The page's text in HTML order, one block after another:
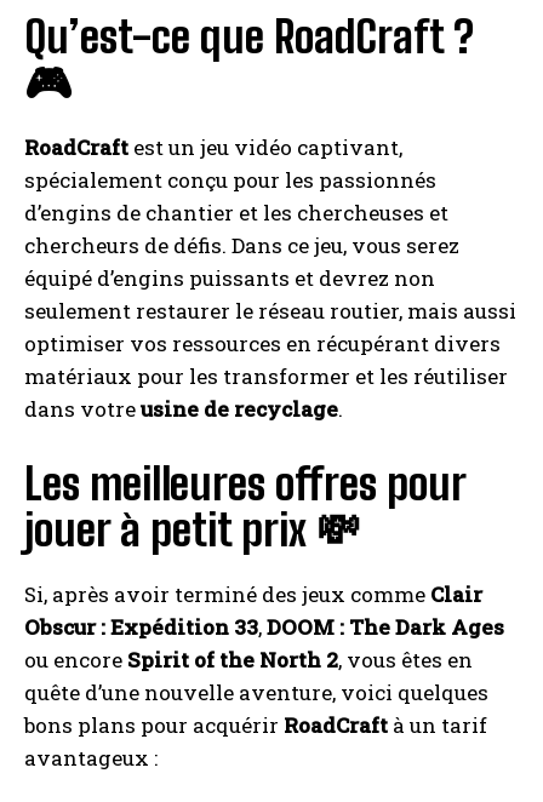
Qu’est-ce que RoadCraft ?
🎮
RoadCraft est un jeu vidéo captivant,
spécialement conçu pour les passionnés
d’engins de chantier et les chercheuses et
chercheurs de défis. Dans ce jeu, vous serez
équipé d’engins puissants et devrez non
seulement restaurer le réseau routier, mais aussi
optimiser vos ressources en récupérant divers
matériaux pour les transformer et les réutiliser
dans votreusine de recyclage.
Les meilleures offres pour
jouer à petit prix 💸
Si, après avoir terminé des jeux comme Clair
Obscur : Expédition 33,DOOM : The Dark Ages
ou encore Spirit of the North 2, vous êtes en
quête d’une nouvelle aventure, voici quelques
bons plans pour acquérir RoadCraft à un tarif
avantageux :